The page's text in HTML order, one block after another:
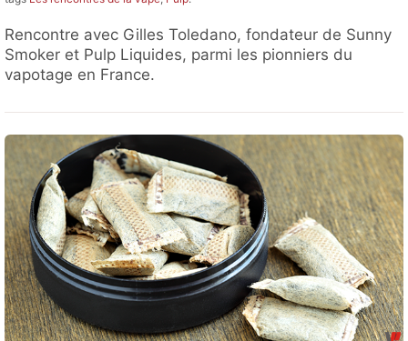
Rencontre avec Gilles Toledano, fondateur de Sunny
Smoker et Pulp Liquides, parmi les pionniers du
vapotage en France.